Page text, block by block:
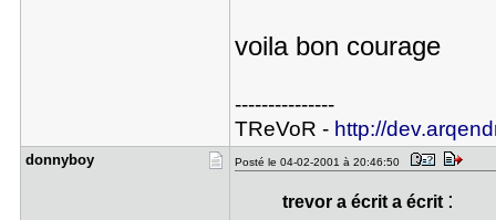
voila bon courage
---------------
TReVoR - http://
donnyboy Posté le 04-02-2001 à 20:46:50
trevor a écrit a écrit :